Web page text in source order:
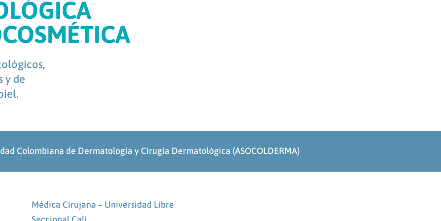
y de
Colombiana de Dermatología y Cirugía Dermatológica (ASOCOLDERMA)
Médica Cirujana – Universidad Libre